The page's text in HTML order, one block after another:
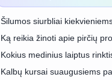
Šilumos siurbliai
Ką reikia žinoti apie pirčių
Kokius medinius laiptus
Kalbų kursai suaugusiems